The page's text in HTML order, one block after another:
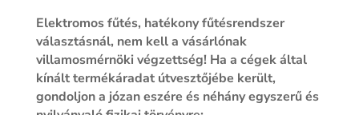
Elektromos fűtés, hatékony fűtésrendszer
választásnál, nem kell a vásárlónak
villamosmérnöki végzettség! Ha a cégek által
kínált termékáradat útvesztőjébe került,
gondoljon a józan eszére és néhány egyszerű és